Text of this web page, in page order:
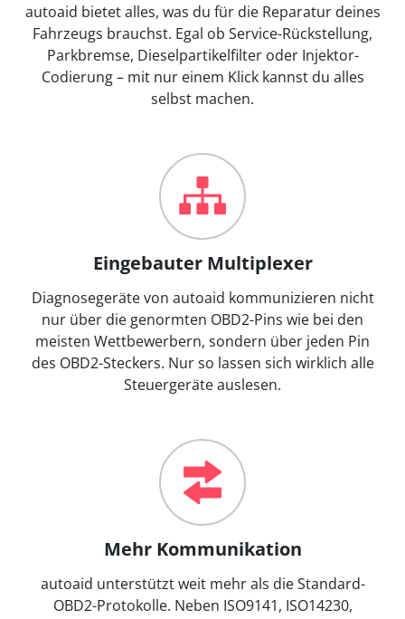
autoaid bietet alles, was du für die Reparatur deines
Fahrzeugs brauchst. Egal ob Service-Rückstellung,
Parkbremse, Dieselpartikelfilter oder Injektor-
Codierung – mit nur einem Klick kannst du alles
selbst machen.
Eingebauter Multiplexer
Diagnosegeräte von autoaid kommunizieren nicht
nur über die genormten OBD2-Pins wie bei den
meisten Wettbewerbern, sondern über jeden Pin
des OBD2-Steckers. Nur so lassen sich wirklich alle
Steuergeräte auslesen.
Mehr Kommunikation
autoaid unterstützt weit mehr als die Standard-
OBD2-Protokolle. Neben ISO9141, ISO14230,